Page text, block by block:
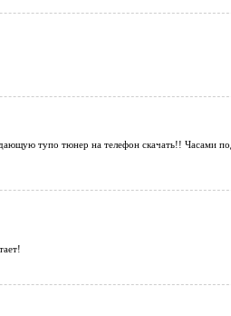
тупо тюнер на телефон скачать!! Часами